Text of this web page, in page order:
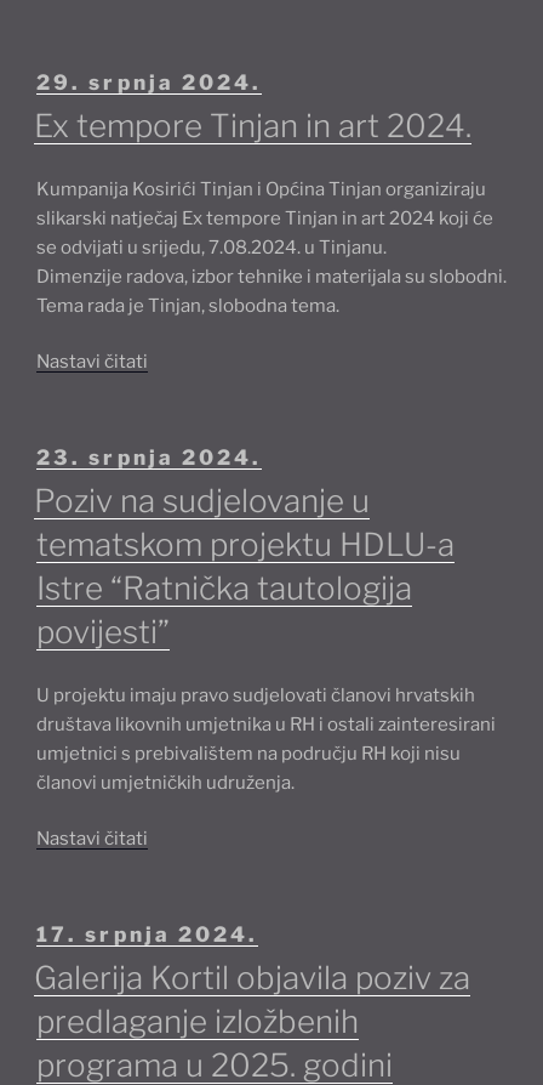
programe
će
za
sufinanciranje
Javnih
potreba
u
Objavljeno
29. srpnja 2024.
Ex tempore Tinjan in art 2024.
Kumpanija Kosirići Tinjan i Općina Tinjan organiziraju
slikarski natječaj Ex tempore Tinjan in art 2024 koji će
se odvijati u srijedu, 7.08.2024. u Tinjanu.
Dimenzije radova, izbor tehnike i materijala su slobodni.
Tema rada je Tinjan, slobodna tema.
Nastavi čitati
in
2024.”
Objavljeno
23. srpnja 2024.
Poziv na sudjelovanje u
tematskom projektu HDLU-a
Istre “Ratnička tautologija
povijesti”
U projektu imaju pravo sudjelovati članovi hrvatskih
društava likovnih umjetnika u RH i ostali zainteresirani
umjetnici s prebivalištem na području RH koji nisu
članovi umjetničkih udruženja.
Nastavi čitati
u
tematskom
projektu
HDLU-
a
Istre
Objavljeno
17. srpnja 2024.
Galerija Kortil objavila poziv za
predlaganje izložbenih
programa u 2025. godini